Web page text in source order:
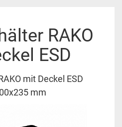
RAKO
ESD
mit Deckel ESD
mm